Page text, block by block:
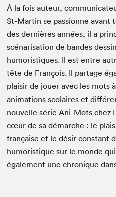
À la fois auteur,
St-Martin se passionne avant
des dernières années, il a
scénarisation de bandes
humoristiques. Il est entre
tête de François. Il partage
plaisir de jouer avec les mots
animations scolaires et
nouvelle série Ani-Mots chez
cœur de sa démarche : le
française et le désir constant
humoristique sur le monde
également une chronique